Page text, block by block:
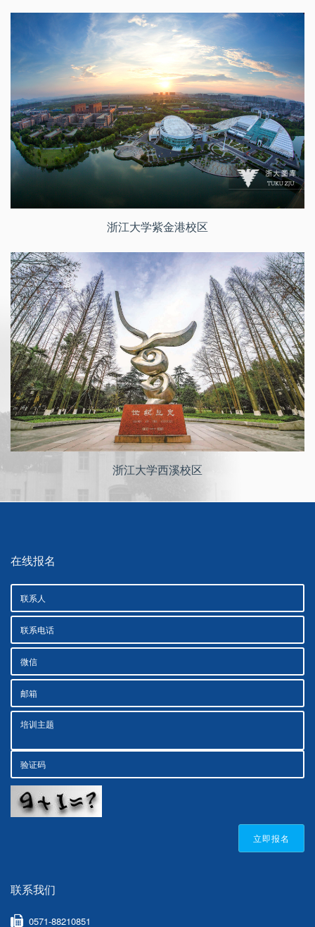
浙江大学紫金港校区
浙江大学西溪校区
在线报名
立即报名
联系我们
0571-88210851